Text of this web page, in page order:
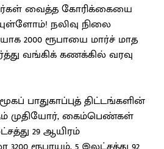
வைத்த கோரிக்கையை
நலிவு நிலை
2000 ரூபாயை மார்ச் மாத
வங்கிக் கணக்கில் வரவு
பாதுகாப்புத் திட்டங்களின்
முதியோர், கைம்பெண்கள்
29 ஆயிரம்